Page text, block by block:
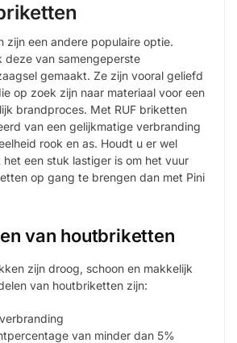
zijn een andere populaire optie.
deze van samengeperste
gemaakt. Ze zijn vooral geliefd
op zoek zijn naar materiaal voor een
brandproces. Met RUF briketten
van een gelijkmatige verbranding
rook en as. Houdt u er wel
een stuk lastiger is om het vuur
op gang te brengen dan met Pini
van houtbriketten
zijn droog, schoon en makkelijk
van houtbriketten zijn:
van minder dan 5%